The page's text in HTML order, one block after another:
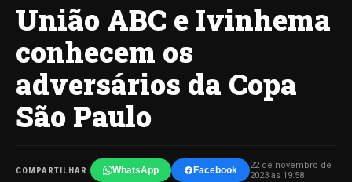
União ABC e Ivinhema
conhecem os
adversários da Copa
São Paulo
COMPARTILHAR: WhatsApp Facebook
22 de novembro de
2023 às 19:58